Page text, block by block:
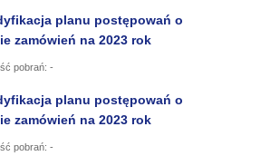
planu postępowań o
zamówień na 2023 rok
pobrań: -
planu postępowań o
zamówień na 2023 rok
pobrań: -